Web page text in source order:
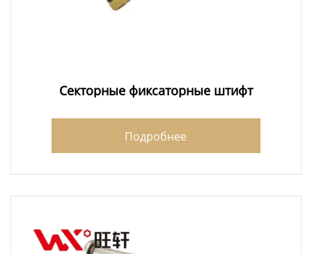
Секторные фиксаторные штифт
Подробнее